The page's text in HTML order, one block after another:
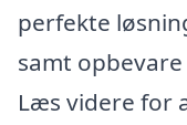
perfekte
samt
Læs videre for